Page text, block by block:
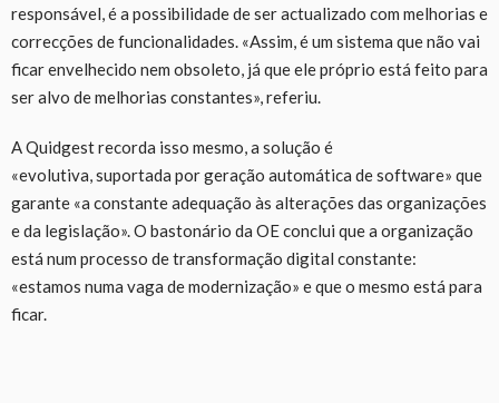
responsável, é a possibilidade de ser actualizado com melhorias e
correcções de funcionalidades. «Assim, é um sistema que não vai
ficar envelhecido nem obsoleto, já que ele próprio está feito para
ser alvo de melhorias constantes», referiu.
A Quidgest recorda isso mesmo, a solução é
«evolutiva, suportada por geração automática de software» que
garante «a constante adequação às alterações das organizações
e da legislação». O bastonário da OE conclui que a organização
está num processo de transformação digital constante:
«estamos numa vaga de modernização» e que o mesmo está para
ficar.